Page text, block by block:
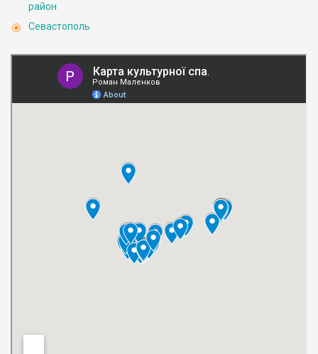
район
Севастополь